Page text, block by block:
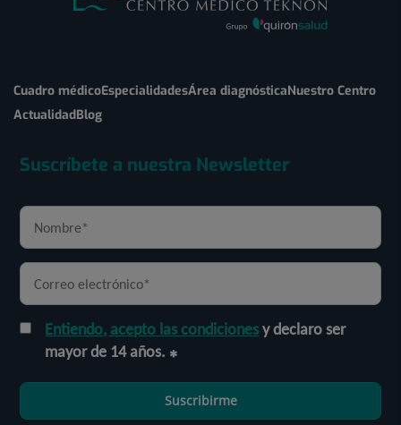
Cuadro médicoEspecialidadesÁrea diagnósticaNuestro Centro
ActualidadBlog
Suscríbete a nuestra Newsletter
Entiendo, acepto las condicionesy declaro ser
mayor de 14 años.
Suscribirme